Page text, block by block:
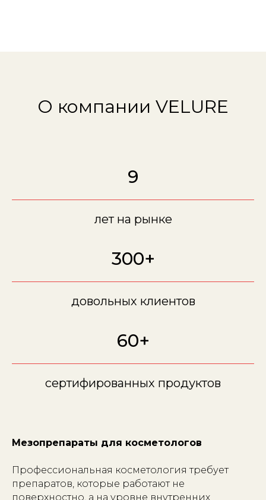
О компании VELURE
9
лет на рынке
300+
довольных клиентов
60+
сертифированных продуктов
Мезопрепараты для косметологов
Профессиональная косметология требует
препаратов, которые работают не
поверхностно, а на уровне внутренних